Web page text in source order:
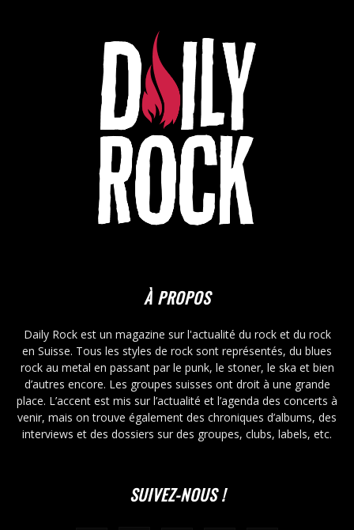
À PROPOS
Daily Rock est un magazine sur l'actualité du rock et du rock
en Suisse. Tous les styles de rock sont représentés, du blues
rock au metal en passant par le punk, le stoner, le ska et bien
d’autres encore. Les groupes suisses ont droit à une grande
place. L’accent est mis sur l’actualité et l’agenda des concerts à
venir, mais on trouve également des chroniques d’albums, des
interviews et des dossiers sur des groupes, clubs, labels, etc.
SUIVEZ-NOUS !